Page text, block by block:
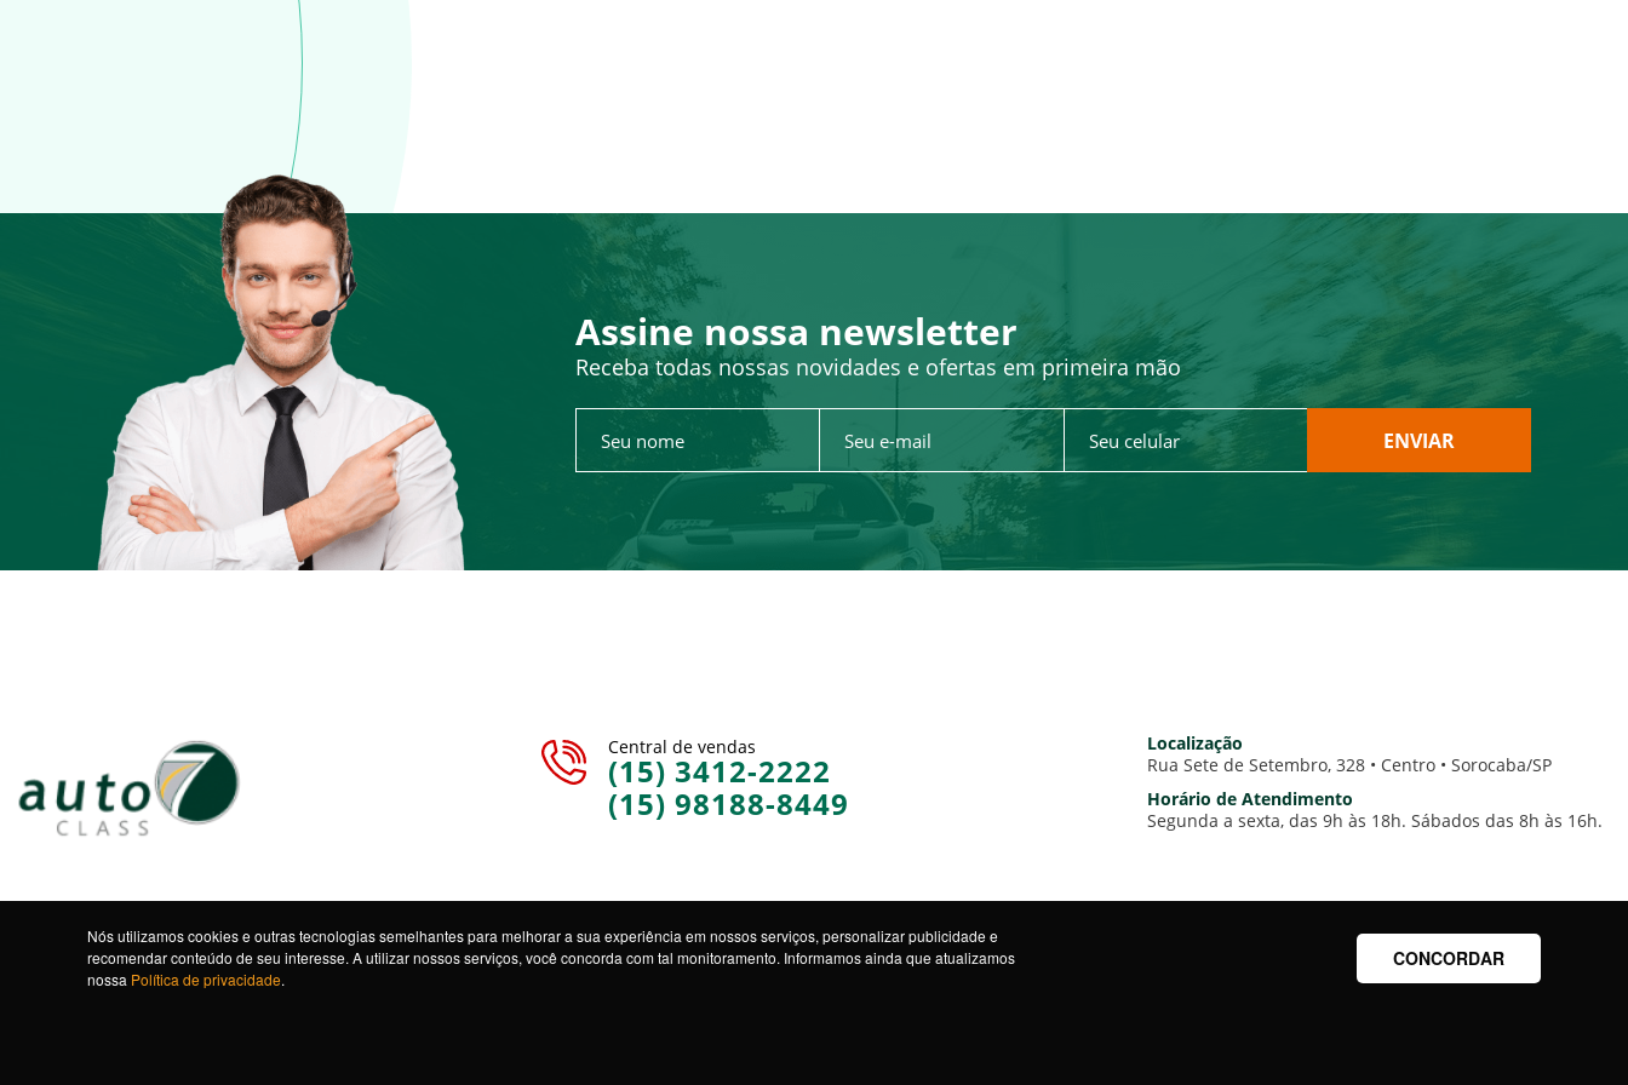
Assine nossa newsletter
Receba todas nossas novidades e ofertas em primeira mão
ENVIAR
Central de vendas
(15) 3412-2222
(15) 98188-8449
Localização
Rua Sete de Setembro, 328 • Centro • Sorocaba/SP
Horário de Atendimento
Segunda a sexta, das 9h às 18h. Sábados das 8h às 16h.
Nós utilizamos cookies e outras tecnologias semelhantes para melhorar a sua experiência em nossos serviços, personalizar publicidade e
recomendar conteúdo de seu interesse. A utilizar nossos serviços, você concorda com tal monitoramento. Informamos ainda que atualizamos
nossa Política de privacidade.
CONCORDAR